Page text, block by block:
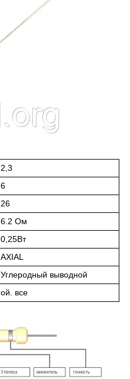
2,3
6
26
6.2 Ом
0,25Вт
AXIAL
Углеродный выводной
ой. все